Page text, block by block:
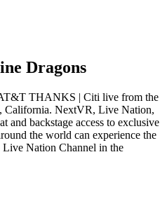
Dragons
THANKS | Citi live from the
California. NextVR, Live Nation,
and backstage access to exclusive
the world can experience the
Nation Channel in the